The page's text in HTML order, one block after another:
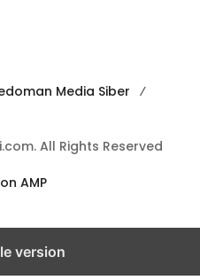
Media Siber
All Rights Reserved
AMP
version